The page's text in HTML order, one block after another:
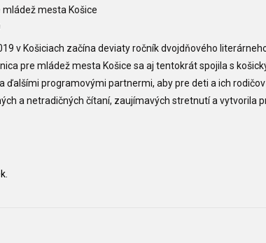
mládež mesta Košice
v Košiciach začína deviaty ročník dvojdňového
pre mládež mesta Košice sa aj tentokrát spojila s
ďalšími programovými partnermi, aby pre deti a ich
a netradičných čítaní, zaujímavých stretnutí a vytvorila